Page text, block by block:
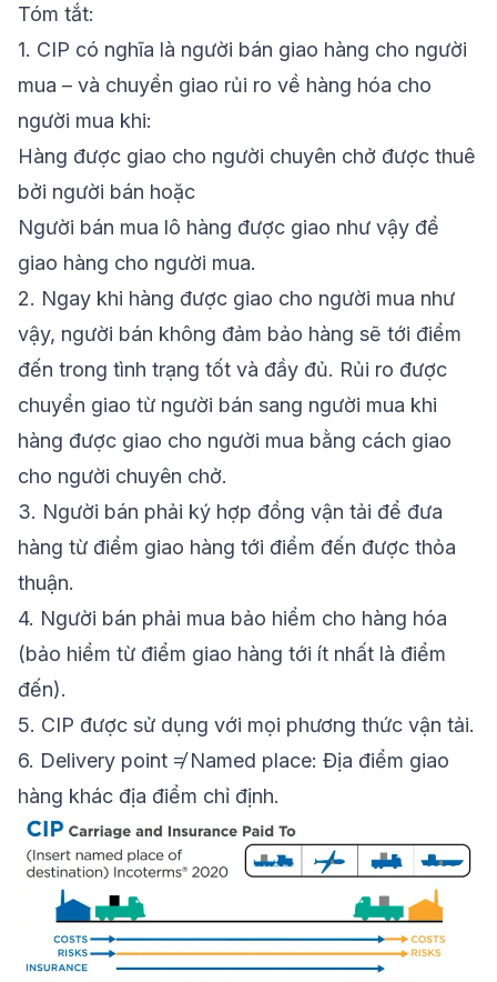
Tóm tắt:
1. CIP có nghĩa là người bán giao hàng cho người
mua – và chuyển giao rủi ro về hàng hóa cho
người mua khi:
Hàng được giao cho người chuyên chở được thuê
bởi người bán hoặc
Người bán mua lô hàng được giao như vậy để
giao hàng cho người mua.
2. Ngay khi hàng được giao cho người mua như
vậy, người bán không đảm bảo hàng sẽ tới điểm
đến trong tình trạng tốt và đầy đủ. Rủi ro được
chuyển giao từ người bán sang người mua khi
hàng được giao cho người mua bằng cách giao
cho người chuyên chở.
3. Người bán phải ký hợp đồng vận tải để đưa
hàng từ điểm giao hàng tới điểm đến được thỏa
thuận.
4. Người bán phải mua bảo hiểm cho hàng hóa
(bảo hiểm từ điểm giao hàng tới ít nhất là điểm
đến).
5. CIP được sử dụng với mọi phương thức vận tải.
6. Delivery point ≠ Named place: Địa điểm giao
hàng khác địa điểm chỉ định.